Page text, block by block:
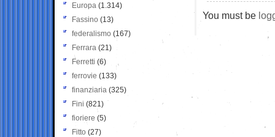
You must be
Europa (1.314)
Fassino (13)
federalismo (167)
Ferrara (21)
Ferretti (6)
ferrovie (133)
finanziaria (325)
Fini (821)
fioriere (5)
Fitto (27)